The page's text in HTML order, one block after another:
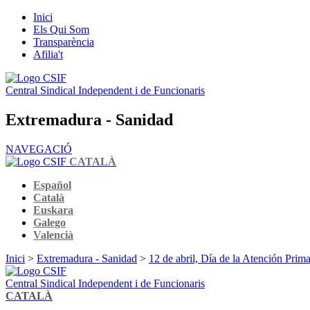
Inici
Els Qui Som
Transparència
Afilia't
Central Sindical Independent i de Funcionaris
Extremadura - Sanidad
NAVEGACIÓ
CATALÀ
Español
Català
Euskara
Galego
Valencià
Inici > Extremadura - Sanidad > 12 de abril, Día de la Atención
Central Sindical Independent i de Funcionaris
CATALÀ